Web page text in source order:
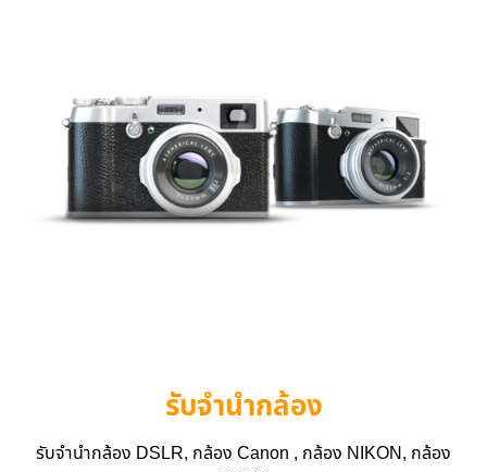
รับจำนำกล้อง
รับจำนำกล้อง DSLR, กล้อง Canon , กล้อง NIKON, กล้อง